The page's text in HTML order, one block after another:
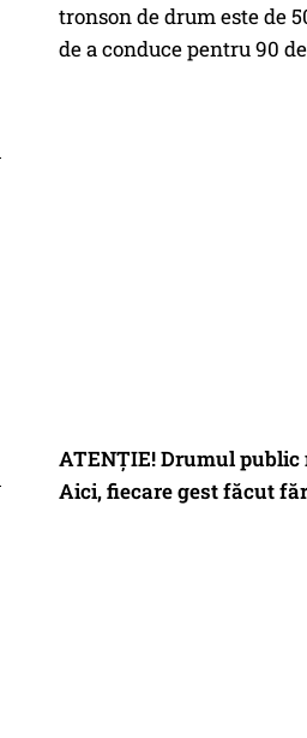
tronson de drum este de
de a conduce pentru 90
ATENȚIE! Drumul
Aici, fiecare gest făcut